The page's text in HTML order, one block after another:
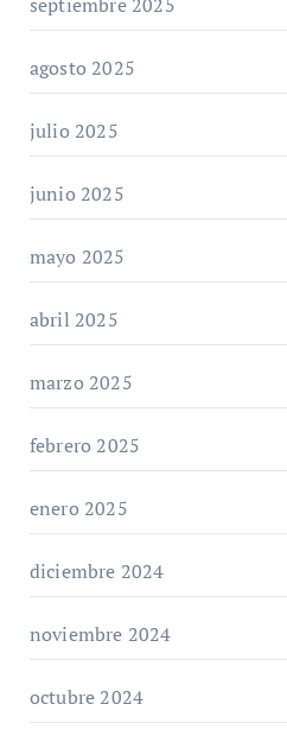
agosto 2025
julio 2025
junio 2025
mayo 2025
abril 2025
marzo 2025
febrero 2025
enero 2025
diciembre 2024
noviembre 2024
octubre 2024